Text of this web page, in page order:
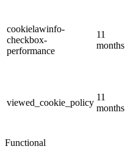
cookielawinfo-
checkbox-
performance
11
months
viewed_cookie_policy
11
months
Functional